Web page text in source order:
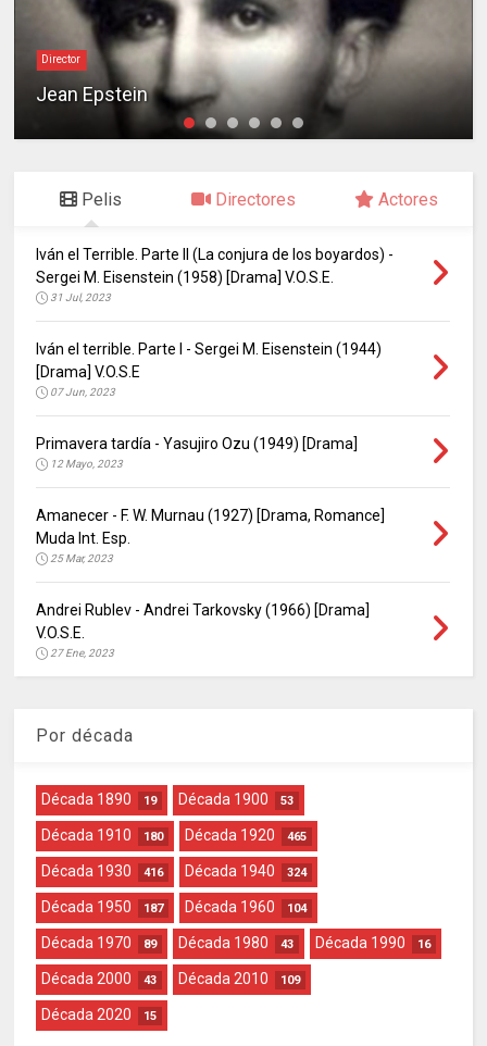
Director
Jean Epstein
Pelis Directores Actores
Iván el Terrible. Parte II (La conjura de los boyardos) -
Sergei M. Eisenstein (1958) [Drama] V.O.S.E.
31 Jul, 2023
Iván el terrible. Parte I - Sergei M. Eisenstein (1944)
[Drama] V.O.S.E
07 Jun, 2023
Primavera tardía - Yasujiro Ozu (1949) [Drama]
12 Mayo, 2023
Amanecer - F. W. Murnau (1927) [Drama, Romance]
Muda Int. Esp.
25 Mar, 2023
Andrei Rublev - Andrei Tarkovsky (1966) [Drama]
V.O.S.E.
27 Ene, 2023
Por década
Década 1890 19 Década 1900 53
Década 1910 180 Década 1920 465
Década 1930 416 Década 1940 324
Década 1950 187 Década 1960 104
Década 1970 89 Década 1980 43 Década 1990 16
Década 2000 43 Década 2010 109
Década 2020 15